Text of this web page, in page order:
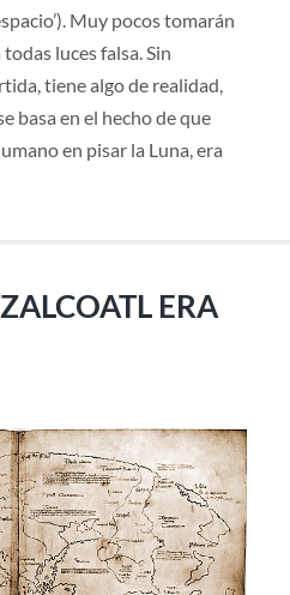
Muy pocos tomarán
luces falsa. Sin
tiene algo de realidad,
basa en el hecho de que
en pisar la Luna, era
ERA